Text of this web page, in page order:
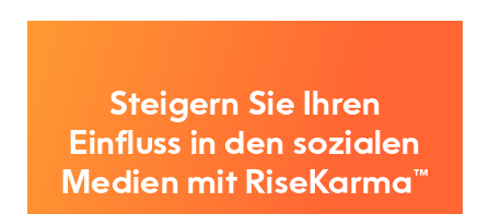
Steigern Sie Ihren
Einfluss in den sozialen
Medien mit RiseKarma™